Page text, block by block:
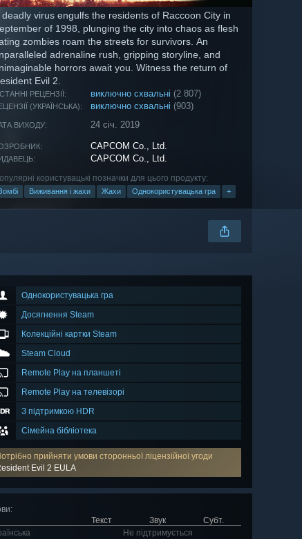
deadly virus engulfs the residents of Raccoon City in
of 1998, plunging the city into chaos as flesh
zombies roam the streets for survivors. An
adrenaline rush, gripping storyline, and
horrors await you. Witness the return of
Evil 2.
РЕЦЕНЗІЇ: виключно схвальні (2 807)
(УКРАЇНСЬКА): виключно схвальні (903)
ВИХОДУ: 24 січ. 2019
CAPCOM Co., Ltd.
CAPCOM Co., Ltd.
користувацькі позначки для цього продукту:
Виживання і жахи Жахи Однокористувацька гра +
Однокористувацька гра
Досягнення Steam
Колекційні картки Steam
Steam Cloud
Remote Play на планшеті
Remote Play на телевізорі
З підтримкою HDR
Сімейна бібліотека
прийняти умови сторонньої ліцензійної угоди
Evil 2 EULA
:
Текст
Звук
Субт.
Не підтримується